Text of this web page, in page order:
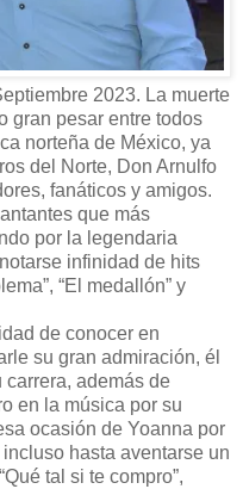
2023. La muerte
gran pesar entre todos
norteña de México, ya
del Norte, Don Arnulfo
fanáticos y amigos.
que más
por la legendaria
infinidad de hits
“El medallón” y
de conocer en
su gran admiración, él
carrera, además de
en la música por su
ocasión de Yoanna por
hasta aventarse un
tal si te compro”,